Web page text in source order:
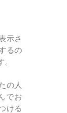
示さ
るの
の人
でお
ける